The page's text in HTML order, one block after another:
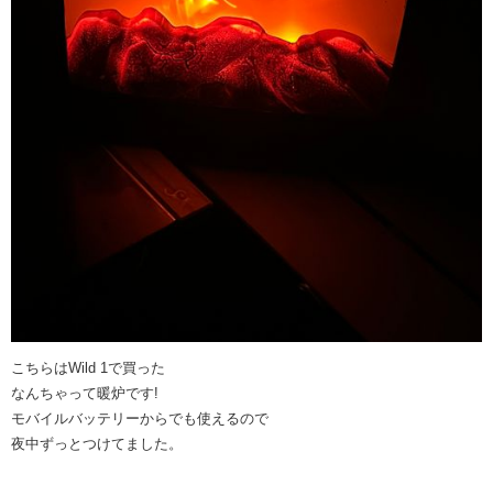
こちらはWild 1で買った
なんちゃって暖炉です!
モバイルバッテリーからでも使えるので
夜中ずっとつけてました。